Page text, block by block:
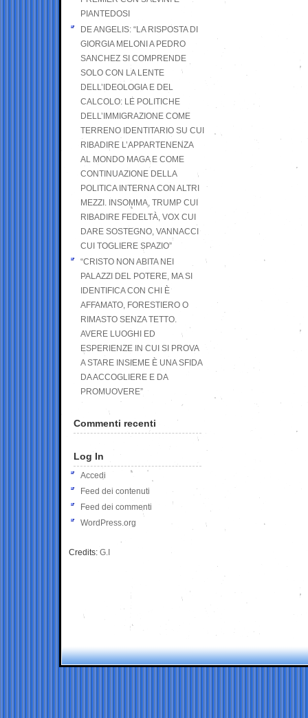
PIANTEDOSI
DE ANGELIS: “LA RISPOSTA DI
GIORGIA MELONI A PEDRO
SANCHEZ SI COMPRENDE
SOLO CON LA LENTE
DELL’IDEOLOGIA E DEL
CALCOLO: LE POLITICHE
DELL’IMMIGRAZIONE COME
TERRENO IDENTITARIO SU CUI
RIBADIRE L’APPARTENENZA
AL MONDO MAGA E COME
CONTINUAZIONE DELLA
POLITICA INTERNA CON ALTRI
MEZZI. INSOMMA, TRUMP CUI
RIBADIRE FEDELTÀ, VOX CUI
DARE SOSTEGNO, VANNACCI
CUI TOGLIERE SPAZIO”
“CRISTO NON ABITA NEI
PALAZZI DEL POTERE, MA SI
IDENTIFICA CON CHI È
AFFAMATO, FORESTIERO O
RIMASTO SENZA TETTO.
AVERE LUOGHI ED
ESPERIENZE IN CUI SI PROVA
A STARE INSIEME È UNA SFIDA
DA ACCOGLIERE E DA
PROMUOVERE”
Commenti recenti
Log In
Accedi
Feed dei contenuti
Feed dei commenti
WordPress.org
Credits: G.I